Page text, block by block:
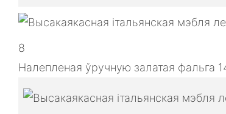
8
Налепленая ўручную залатая фальга